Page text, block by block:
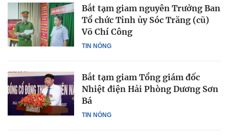
TIN NÓNG
Bắt tạm giam nguyên Trưởng Ban
Tổ chức Tỉnh ủy Sóc Trăng (cũ)
Võ Chí Công
TIN NÓNG
Bắt tạm giam Tổng giám đốc
Nhiệt điện Hải Phòng Dương Sơn
Bá